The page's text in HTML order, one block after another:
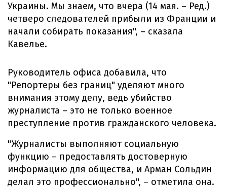
Украины. Мы знаем, что вчера (14 мая. – Ред.)
четверо следователей прибыли из Франции и
начали собирать показания", – сказала
Кавелье.
Руководитель офиса добавила, что
"Репортеры без границ" уделяют много
внимания этому делу, ведь убийство
журналиста – это не только военное
преступление против гражданского человека.
"Журналисты выполняют социальную
функцию – предоставлять достоверную
информацию для общества, и Арман Сольдин
делал это профессионально", – отметила она.